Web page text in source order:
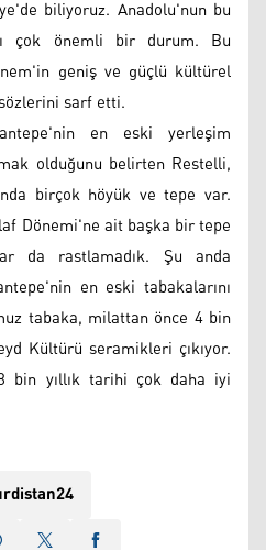
biliyoruz. Anadolu'nun bu
çok önemli bir durum. Bu
geniş ve güçlü kültürel
sarf etti.
en eski yerleşim
olduğunu belirten Restelli,
birçok höyük ve tepe var.
Dönemi'ne ait başka bir tepe
da rastlamadık. Şu anda
en eski tabakalarını
tabaka, milattan önce 4 bin
Kültürü seramikleri çıkıyor.
bin yıllık tarihi çok daha iyi